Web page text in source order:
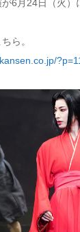
6月24日（火）
ら。